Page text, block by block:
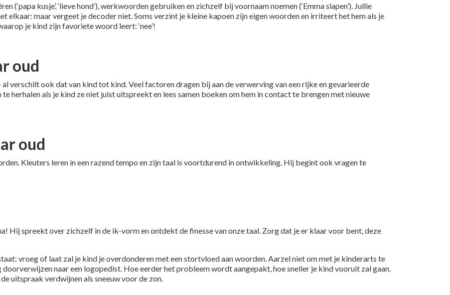
(‘papa kusje’, ‘lieve hond’), werkwoorden gebruiken en zichzelf bij voornaam noemen (‘Emma slapen’). Jullie
elkaar: maar vergeet je decoder niet. Soms verzint je kleine kapoen zijn eigen woorden en irriteert het hem als je
je kind zijn favoriete woord leert: ‘nee’!
oud
verschilt ook dat van kind tot kind. Veel factoren dragen bij aan de verwerving van een rijke en gevarieerde
herhalen als je kind ze niet juist uitspreekt en lees samen boeken om hem in contact te brengen met nieuwe
oud
Kleuters leren in een razend tempo en zijn taal is voortdurend in ontwikkeling. Hij begint ook vragen te
Hij spreekt over zichzelf in de ik-vorm en ontdekt de finesse van onze taal. Zorg dat je er klaar voor bent, deze
vroeg of laat zal je kind je overdonderen met een stortvloed aan woorden. Aarzel niet om met je kinderarts te
naar een logopedist. Hoe eerder het probleem wordt aangepakt, hoe sneller je kind vooruit zal gaan.
uitspraak verdwijnen als sneeuw voor de zon.